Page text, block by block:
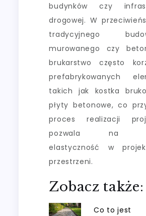
budynków czy
drogowej. W
tradycyjnego
murowanego czy
brukarstwo często
prefabrykowanych
takich jak kostka
płyty betonowe, co
proces realizacji
pozwala na
elastyczność w
przestrzeni.
Zobacz także:
Co to jest